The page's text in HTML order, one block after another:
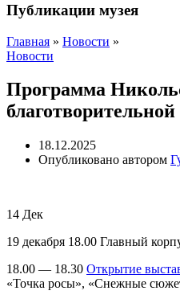
Публикации музея
Главная » Новости »
Новости
Программа
18.12.2025
Опубликовано автором
14 Дек
19 декабря 18.00 Главный
18.00 — 18.30 Открытие
«Точка росы», «Снежные